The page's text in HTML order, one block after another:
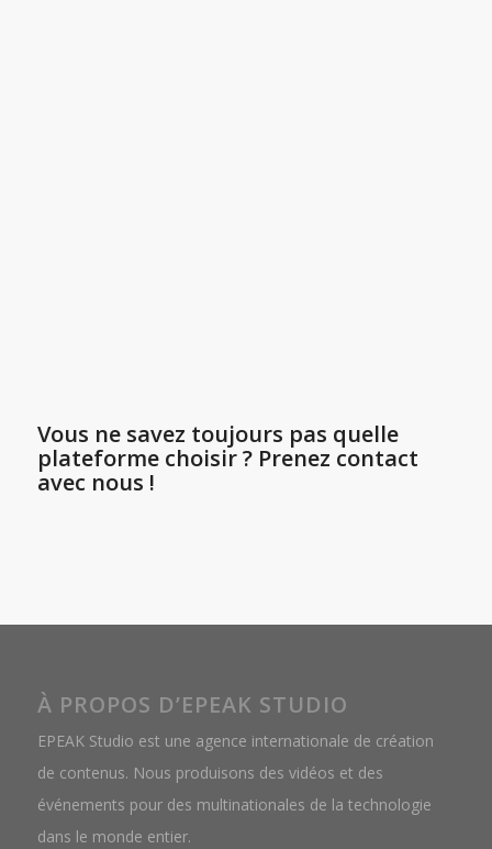
Vous ne savez toujours pas quelle
plateforme choisir ? Prenez contact
avec nous !
À PROPOS D’EPEAK STUDIO
EPEAK Studio est une agence internationale de création
de contenus. Nous produisons des vidéos et des
événements pour des multinationales de la technologie
dans le monde entier.